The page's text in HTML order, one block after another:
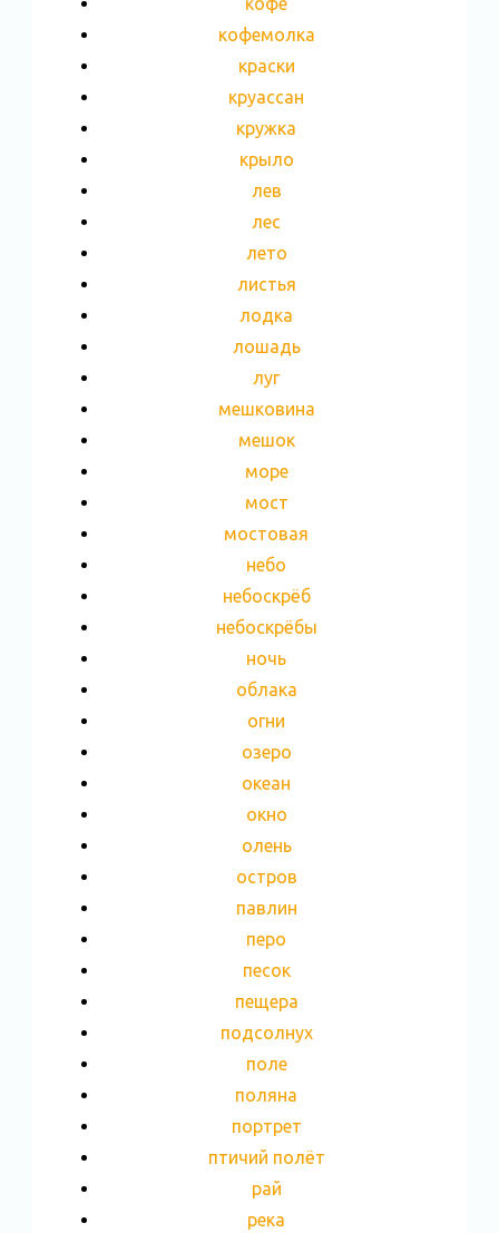
кофемолка
краски
круассан
кружка
крыло
лев
лес
лето
листья
лодка
лошадь
луг
мешковина
мешок
море
мост
мостовая
небо
небоскрёб
небоскрёбы
ночь
облака
огни
озеро
океан
окно
олень
остров
павлин
перо
песок
пещера
подсолнух
поле
поляна
портрет
птичий полёт
рай
река